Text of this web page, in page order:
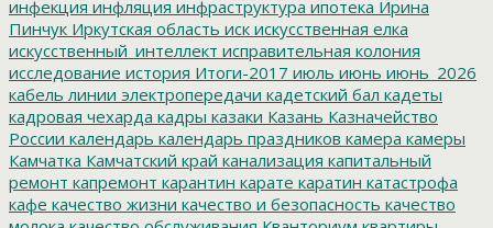
инфекция инфляция инфраструктура ипотека Ирина
Пинчук Иркутская область иск искусственная елка
искусственный_интеллект исправительная колония
исследование история Итоги-2017 июль июнь июнь_2026
кабель линии электропередачи кадетский бал кадеты
кадровая чехарда кадры казаки Казань Казначейство
России календарь календарь праздников камера камеры
Камчатка Камчатский край канализация капитальный
ремонт капремонт карантин карате каратин катастрофа
кафе качество жизни качество и безопасность качество